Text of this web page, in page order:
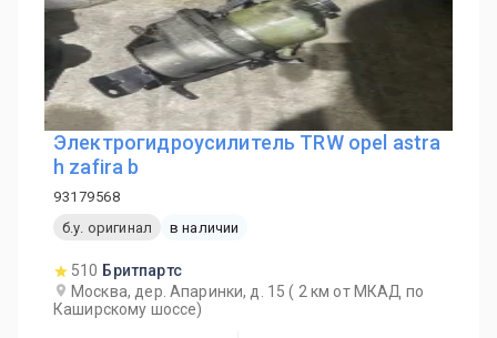
Электрогидроусилитель TRW opel astra
h zafira b
93179568
б.у. оригинал
в наличии
510 Бритпартс
Москва, дер. Апаринки, д. 15 ( 2 км от МКАД по
Каширскому шоссе)